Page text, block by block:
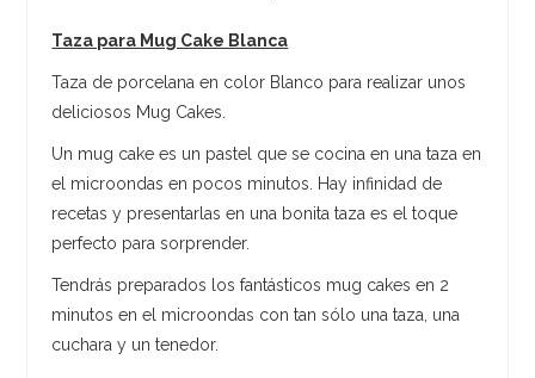
Taza para Mug Cake Blanca
Taza de porcelana en color Blanco para realizar unos
deliciosos Mug Cakes.
Un mug cake es un pastel que se cocina en una taza en
el microondas en pocos minutos. Hay infinidad de
recetas y presentarlas en una bonita taza es el toque
perfecto para sorprender.
Tendrás preparados los fantásticos mug cakes en 2
minutos en el microondas con tan sólo una taza, una
cuchara y un tenedor.